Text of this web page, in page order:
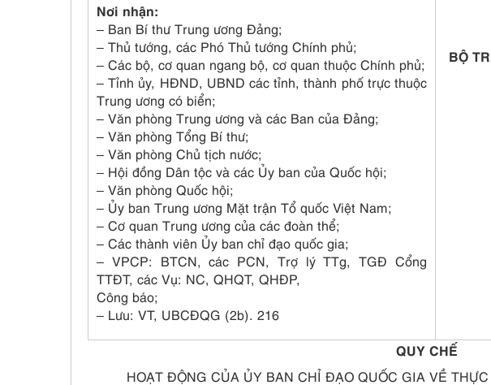
Nơi nhận:
– Ban Bí thư Trung ương Đảng;
– Thủ tướng, các Phó Thủ tướng Chính phủ;
– Các bộ, cơ quan ngang bộ, cơ quan thuộc Chính phủ;
– Tỉnh ủy, HĐND, UBND các tỉnh, thành phố trực thuộc
Trung ương có biển;
– Văn phòng Trung ương và các Ban của Đảng;
– Văn phòng Tổng Bí thư;
– Văn phòng Chủ tịch nước;
– Hội đồng Dân tộc và các Ủy ban của Quốc hội;
– Văn phòng Quốc hội;
– Ủy ban Trung ương Mặt trận Tổ quốc Việt Nam;
– Cơ quan Trung ương của các đoàn thể;
– Các thành viên Ủy ban chỉ đạo quốc gia;
– VPCP: BTCN, các PCN, Trợ lý TTg, TGĐ Cổng
TTĐT, các Vụ: NC, QHQT, QHĐP,
Công báo;
– Lưu: VT, UBCĐQG (2b). 216
BỘ
QUY CHẾ
HOẠT ĐỘNG CỦA ỦY BAN CHỈ ĐẠO QUỐC GIA VỀ